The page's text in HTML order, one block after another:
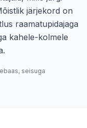
järjekord on
raamatupidajaga
kahele-kolmele
seisuga